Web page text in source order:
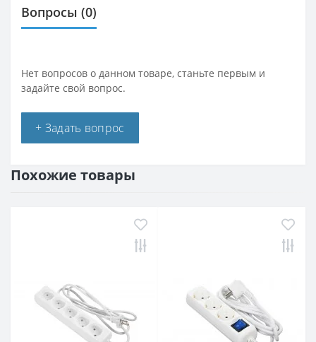
Вопросы (0)
Нет вопросов о данном товаре, станьте первым и
задайте свой вопрос.
+ Задать вопрос
Похожие товары